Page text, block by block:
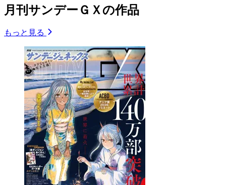
月刊サンデーＧＸの作品
もっと見る